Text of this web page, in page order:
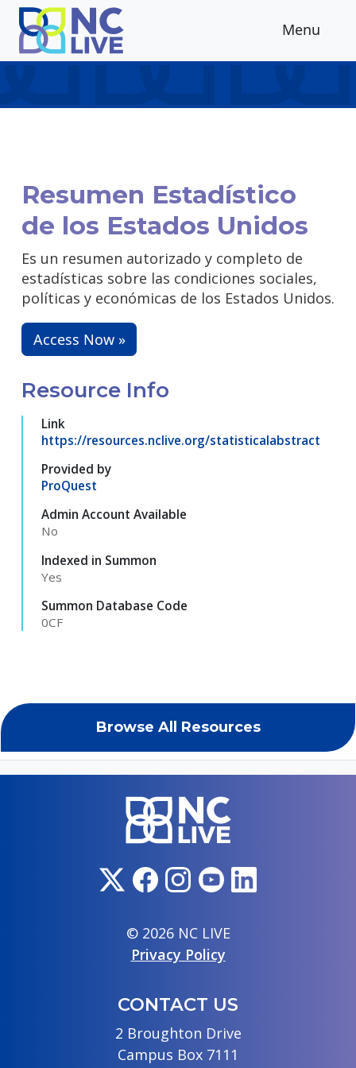
Skip to main content
Menu
Browse All Resources
Resumen Estadístico
de los Estados Unidos
Es un resumen autorizado y completo de
estadísticas sobre las condiciones sociales,
políticas y económicas de los Estados Unidos.
Access Now »
Resource Info
Link
https://resources.nclive.org/statisticalabstract
Provided by
ProQuest
Admin Account Available
No
Indexed in Summon
Yes
Summon Database Code
0CF
© 2026 NC LIVE
Privacy Policy
CONTACT US
2 Broughton Drive
Campus Box 7111